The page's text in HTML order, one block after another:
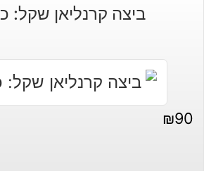
ביצה קרנליאן שקל: כ 60 גרם
₪90